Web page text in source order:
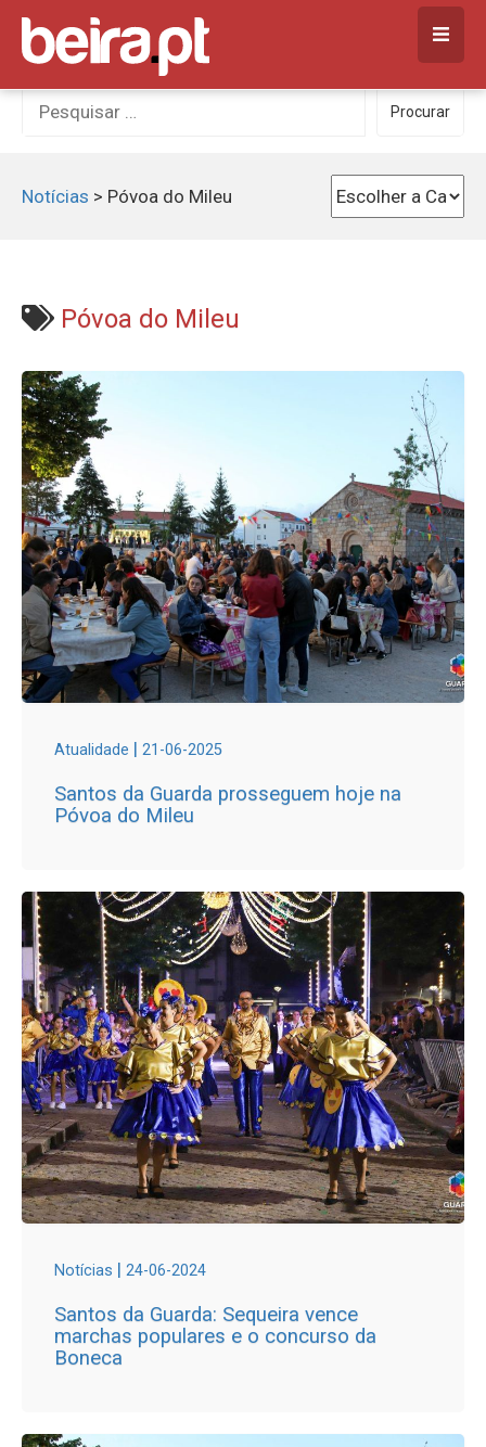
Skip
content
Procurar
por:
Procurar
Notícias > Póvoa do Mileu
Póvoa do Mileu
Atualidade | 21-06-2025
Santos da Guarda prosseguem hoje na
Póvoa do Mileu
Notícias | 24-06-2024
Santos da Guarda: Sequeira vence
marchas populares e o concurso da
Boneca